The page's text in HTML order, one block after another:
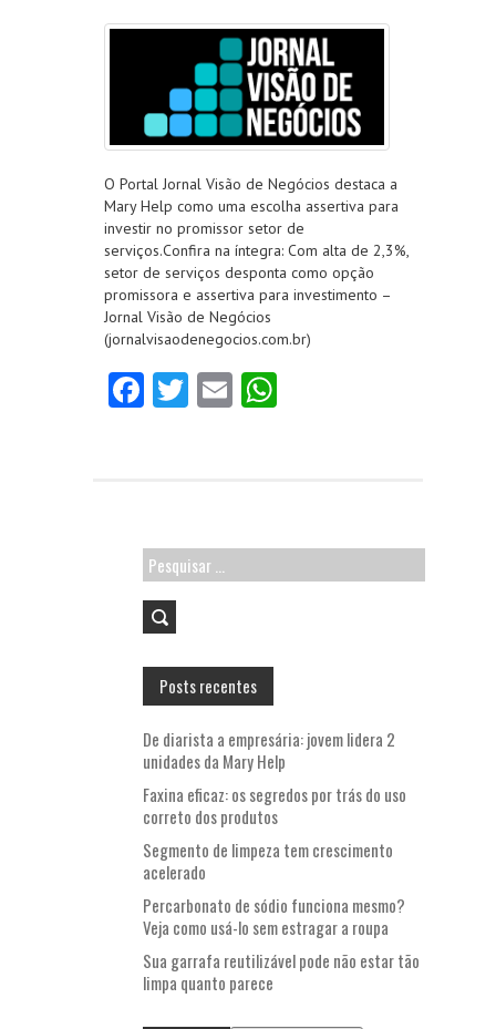
O Portal Jornal Visão de Negócios destaca a
Mary Help como uma escolha assertiva para
investir no promissor setor de
serviços.Confira na íntegra: Com alta de 2,3%,
setor de serviços desponta como opção
promissora e assertiva para investimento –
Jornal Visão de Negócios
(jornalvisaodenegocios.com.br)
Fa
k
T E
Pesquisar
por:
Posts recentes
De diarista a empresária: jovem lidera 2
unidades da Mary Help
Faxina eficaz: os segredos por trás do uso
correto dos produtos
Segmento de limpeza tem crescimento
acelerado
Percarbonato de sódio funciona mesmo?
Veja como usá-lo sem estragar a roupa
Sua garrafa reutilizável pode não estar tão
limpa quanto parece